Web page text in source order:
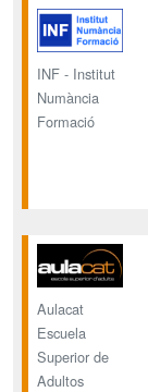
INF - Institut
Numància
Formació
Aulacat
Escuela
Superior de
Adultos